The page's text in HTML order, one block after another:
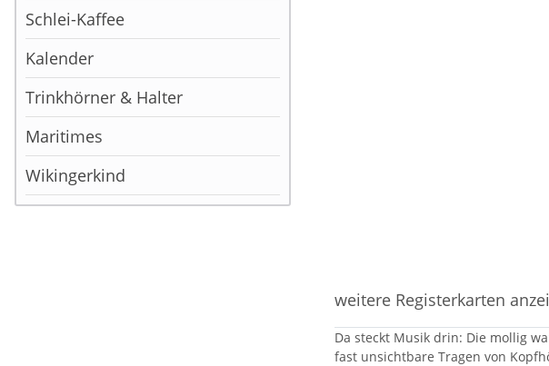
weitere Registerkarten
Da steckt Musik drin: Die mollig
fast unsichtbare Tragen von
Schlei-Kaffee
Kalender
Trinkhörner & Halter
Maritimes
Wikingerkind